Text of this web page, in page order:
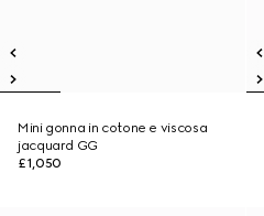
Mini gonna in cotone e viscosa
jacquard GG
£1,050